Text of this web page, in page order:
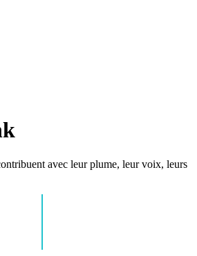
avec leur plume, leur voix, leurs